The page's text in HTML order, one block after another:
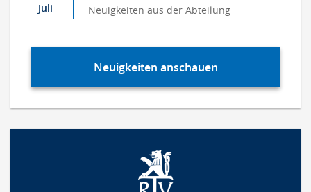
Juli Neuigkeiten aus der Abteilung
Neuigkeiten anschauen